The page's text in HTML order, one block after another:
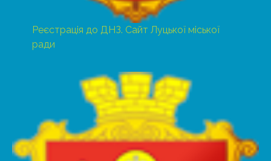
Реєстрація до ДНЗ. Сайт Луцької міської
ради